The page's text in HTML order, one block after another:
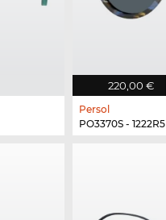
220,00 €
Persol
PO3370S - 1222R5